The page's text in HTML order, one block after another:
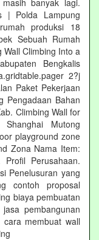
banyak lagi.
| Polda Lampung
produksi 18
Sebuah Rumah
Wall Climbing Into a
Bengkalis
2?j
Paket Pekerjaan
Pengadaan Bahan
Climbing Wall for
Mutong
playground zone
Zona Nama Item:
Perusahaan.
Penelusuran yang
contoh proposal
biaya pembuatan
pembangunan
membuat wall